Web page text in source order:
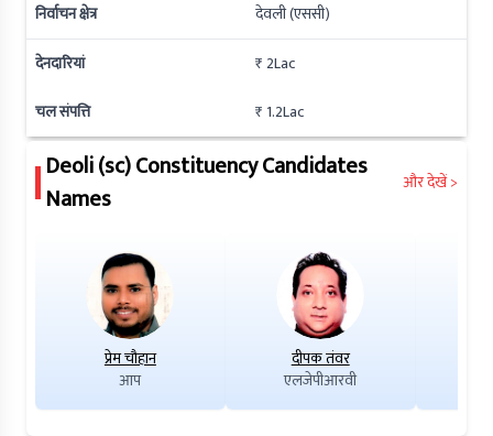
निर्वाचन क्षेत्र
देवली (एससी)
देनदारियां
₹ 2Lac
चल संपत्ति
₹ 1.2Lac
Deoli (sc)Constituency Candidates
Names
और देखें >
प्रेम चौहान
आप
दीपक तंवर
एलजेपीआरवी